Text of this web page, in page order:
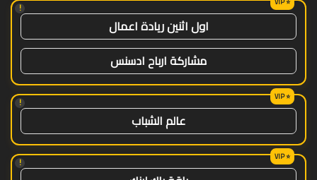
!
اول اثنين ريادة اعمال
مشاركة ارباح ادسنس
!
عالم الشباب
!